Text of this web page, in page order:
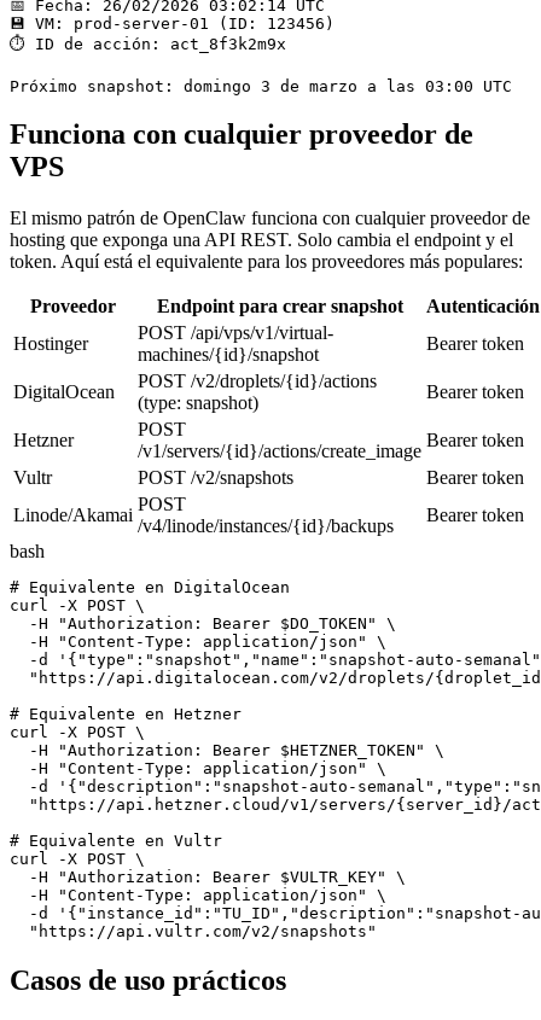
📅 Fecha: 26/02/2026 03:02:14 UTC
💾 VM: prod-server-01 (ID: 123456)
⏱ ID de acción: act_8f3k2m9x
Próximo snapshot: domingo 3 de marzo a las 03:00 UTC
Funciona con cualquier proveedor de
VPS
El mismo patrón de OpenClaw funciona con cualquier proveedor de
hosting que exponga una API REST. Solo cambia el endpoint y el
token. Aquí está el equivalente para los proveedores más populares:
Proveedor Endpoint para crear snapshot
Autenticación
Hostinger
POST /api/vps/v1/virtual-
machines/{id}/snapshot
Bearer token
DigitalOcean
POST /v2/droplets/{id}/actions
(type: snapshot)
Bearer token
Hetzner
POST
/v1/servers/{id}/actions/create_image
Bearer token
Vultr
POST /v2/snapshots
Bearer token
Linode/Akamai
POST
/v4/linode/instances/{id}/backups
Bearer token
bash
# Equivalente en DigitalOcean
curl -X POST \
  -H "Authorization: Bearer $DO_TOKEN" \
  -H "Content-Type: application/json" \
-d '{"type":"snapshot","name":"snapshot-auto-
"https://api.digitalocean.com/v2/droplets/
# Equivalente en Hetzner
curl -X POST \
  -H "Authorization: Bearer $HETZNER_TOKEN" \
  -H "Content-Type: application/json" \
-d '{"description":"snapshot-auto-
"https://api.hetzner.cloud/v1/servers/{server_id}/
# Equivalente en Vultr
curl -X POST \
  -H "Authorization: Bearer $VULTR_KEY" \
  -H "Content-Type: application/json" \
-d '{"instance_id":"TU_ID","description":"snapshot-
  "https://api.vultr.com/v2/snapshots"
Casos de uso prácticos